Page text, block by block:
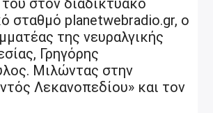
στον διαδικτυακό
σταθμό planetwebradio.gr, ο
της νευραλγικής
Γρηγόρης
Μιλώντας στην
Λεκανοπεδίου» και τον